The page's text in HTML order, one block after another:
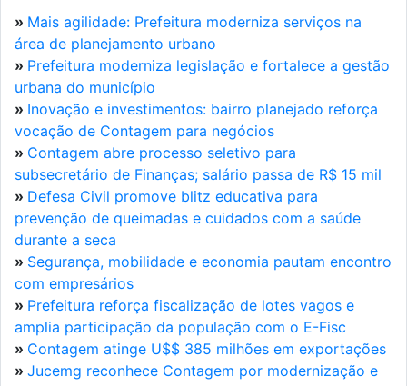
» Mais agilidade: Prefeitura moderniza serviços na
área de planejamento urbano
» Prefeitura moderniza legislação e fortalece a gestão
urbana do município
» Inovação e investimentos: bairro planejado reforça
vocação de Contagem para negócios
» Contagem abre processo seletivo para
subsecretário de Finanças; salário passa de R$ 15 mil
» Defesa Civil promove blitz educativa para
prevenção de queimadas e cuidados com a saúde
durante a seca
» Segurança, mobilidade e economia pautam encontro
com empresários
» Prefeitura reforça fiscalização de lotes vagos e
amplia participação da população com o E-Fisc
» Contagem atinge U$$ 385 milhões em exportações
» Jucemg reconhece Contagem por modernização e